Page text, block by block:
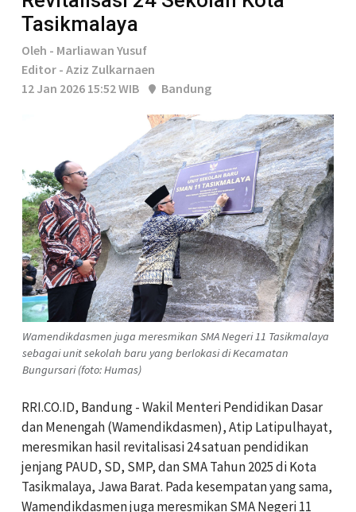
Tasikmalaya
Oleh - Marliawan Yusuf
Editor - Aziz Zulkarnaen
12 Jan 2026 15:52 WIB
Bandung
Wamendikdasmen juga meresmikan SMA Negeri 11 Tasikmalaya
sebagai unit sekolah baru yang berlokasi di Kecamatan
Bungursari (foto: Humas)
RRI.CO.ID, Bandung - Wakil Menteri Pendidikan Dasar
dan Menengah (Wamendikdasmen), Atip Latipulhayat,
meresmikan hasil revitalisasi 24 satuan pendidikan
jenjang PAUD, SD, SMP, dan SMA Tahun 2025 di Kota
Tasikmalaya, Jawa Barat. Pada kesempatan yang sama,
Wamendikdasmen juga meresmikan SMA Negeri 11